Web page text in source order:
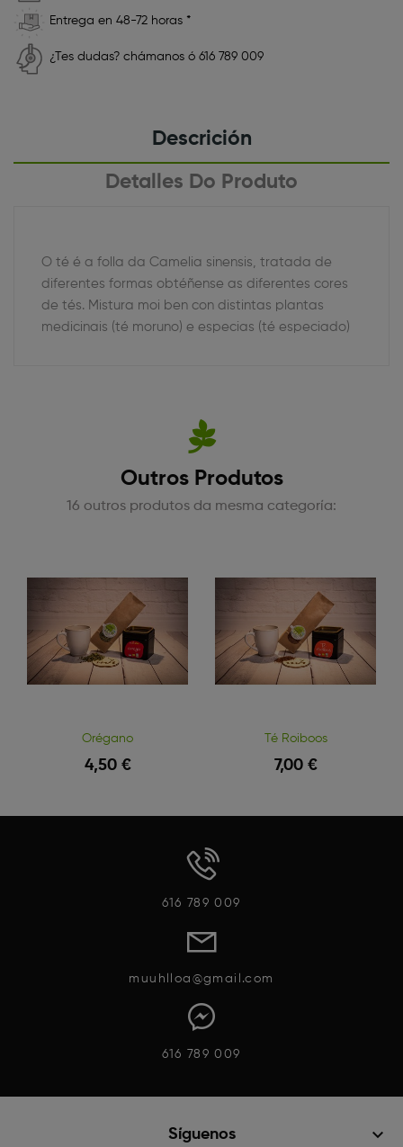
Entrega en 48-72 horas *
¿Tes dudas? chámanos ó 616 789 009
Descrición
Detalles Do Produto
O té é a folla da Camelia sinensis, tratada de
diferentes formas obtéñense as diferentes cores
de tés. Mistura moi ben con distintas plantas
medicinais (té moruno) e especias (té especiado)
Outros Produtos
16 outros produtos da mesma categoría:
Orégano
4,50 €
Té Roiboos
7,00 €
616 789 009
muuhlloa@gmail.com
616 789 009
Síguenos keyboard_arrow_down